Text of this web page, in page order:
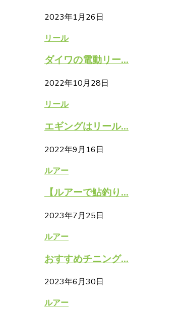
2023年1月26日
リール
ダイワの電動リー...
2022年10月28日
リール
エギングはリール...
2022年9月16日
ルアー
【ルアーで鮎釣り...
2023年7月25日
ルアー
おすすめチニング...
2023年6月30日
ルアー